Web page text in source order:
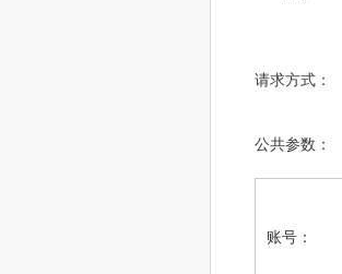
请求方式：
公共参数：
账号：